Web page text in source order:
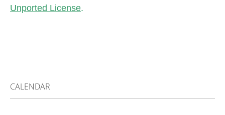
Unported License.
CALENDAR